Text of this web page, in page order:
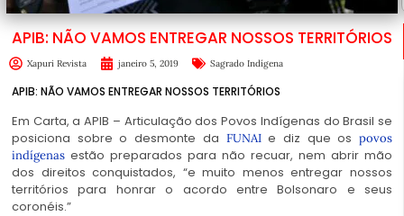
APIB: NÃO VAMOS ENTREGAR NOSSOS TERRITÓRIOS
Xapuri Revista janeiro 5, 2019 Sagrado Indígena
APIB: NÃO VAMOS ENTREGAR NOSSOS TERRITÓRIOS
Em Carta, a APIB – Articulação dos Povos Indígenas do Brasil se
posiciona sobre o desmonte da FUNAIe diz que os povos
indígenas estão preparados para não recuar, nem abrir mão
dos direitos conquistados, “e muito menos entregar nossos
territórios para honrar o acordo entre Bolsonaro e seus
coronéis.”